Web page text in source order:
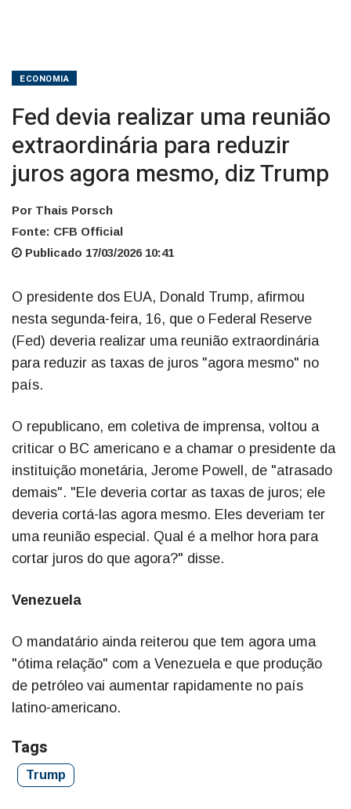
ECONOMIA
Fed devia realizar uma reunião
extraordinária para reduzir
juros agora mesmo, diz Trump
Por Thais Porsch
Fonte: CFB Official
Publicado 17/03/2026 10:41
O presidente dos EUA, Donald Trump, afirmou
nesta segunda-feira, 16, que o Federal Reserve
(Fed) deveria realizar uma reunião extraordinária
para reduzir as taxas de juros "agora mesmo" no
país.
O republicano, em coletiva de imprensa, voltou a
criticar o BC americano e a chamar o presidente da
instituição monetária, Jerome Powell, de "atrasado
demais". "Ele deveria cortar as taxas de juros; ele
deveria cortá-las agora mesmo. Eles deveriam ter
uma reunião especial. Qual é a melhor hora para
cortar juros do que agora?" disse.
Venezuela
O mandatário ainda reiterou que tem agora uma
"ótima relação" com a Venezuela e que produção
de petróleo vai aumentar rapidamente no país
latino-americano.
Tags
Trump